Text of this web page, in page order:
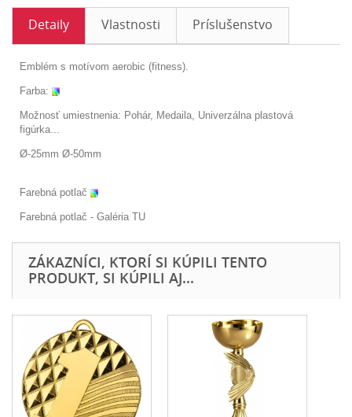
Detaily Vlastnosti Príslušenstvo
Emblém s motívom aerobic (fitness).
Farba:
Možnosť umiestnenia: Pohár, Medaila, Univerzálna plastová
figúrka...
Ø-25mm Ø-50mm
Farebná potlač
Farebná potlač - Galéria TU
ZÁKAZNÍCI, KTORÍ SI KÚPILI TENTO
PRODUKT, SI KÚPILI AJ...